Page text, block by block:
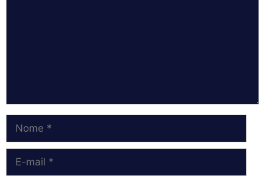
mail